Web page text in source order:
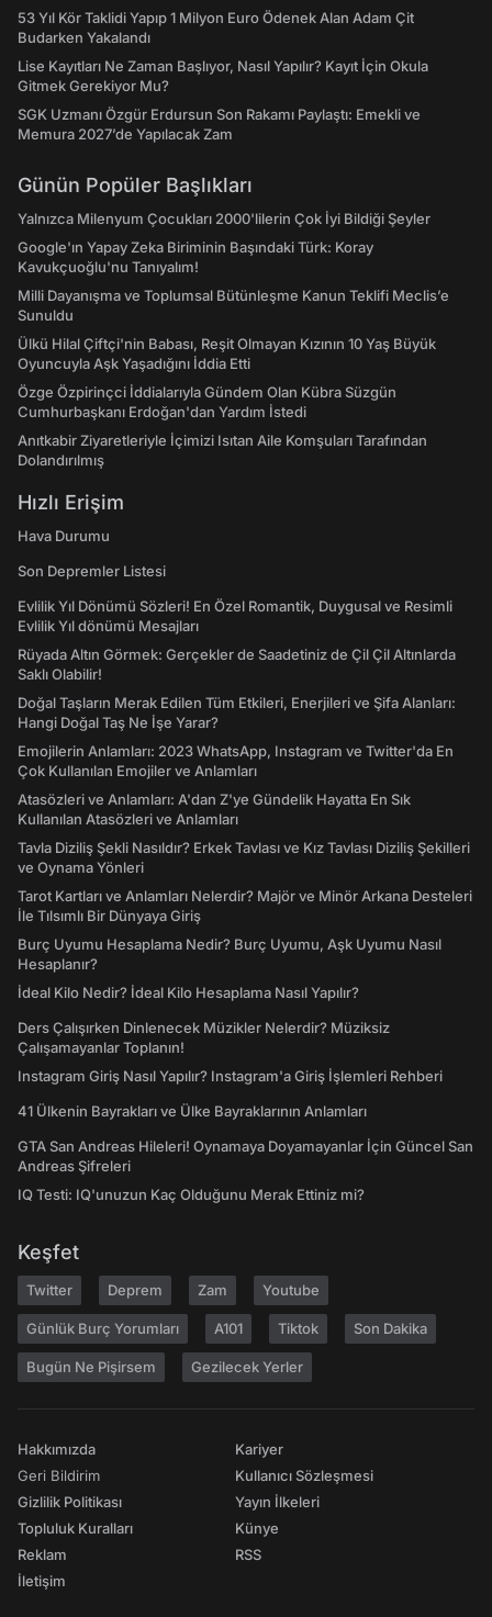
53 Yıl Kör Taklidi Yapıp 1 Milyon Euro Ödenek Alan Adam Çit
Budarken Yakalandı
Lise Kayıtları Ne Zaman Başlıyor, Nasıl Yapılır? Kayıt İçin Okula
Gitmek Gerekiyor Mu?
SGK Uzmanı Özgür Erdursun Son Rakamı Paylaştı: Emekli ve
Memura 2027’de Yapılacak Zam
Günün Popüler Başlıkları
Yalnızca Milenyum Çocukları 2000'lilerin Çok İyi Bildiği Şeyler
Google'ın Yapay Zeka Biriminin Başındaki Türk: Koray
Kavukçuoğlu'nu Tanıyalım!
Milli Dayanışma ve Toplumsal Bütünleşme Kanun Teklifi Meclis’e
Sunuldu
Ülkü Hilal Çiftçi'nin Babası, Reşit Olmayan Kızının 10 Yaş Büyük
Oyuncuyla Aşk Yaşadığını İddia Etti
Özge Özpirinçci İddialarıyla Gündem Olan Kübra Süzgün
Cumhurbaşkanı Erdoğan'dan Yardım İstedi
Anıtkabir Ziyaretleriyle İçimizi Isıtan Aile Komşuları Tarafından
Dolandırılmış
Hızlı Erişim
Hava Durumu
Son Depremler Listesi
Evlilik Yıl Dönümü Sözleri! En Özel Romantik, Duygusal ve Resimli
Evlilik Yıl dönümü Mesajları
Rüyada Altın Görmek: Gerçekler de Saadetiniz de Çil Çil Altınlarda
Saklı Olabilir!
Doğal Taşların Merak Edilen Tüm Etkileri, Enerjileri ve Şifa Alanları:
Hangi Doğal Taş Ne İşe Yarar?
Emojilerin Anlamları: 2023 WhatsApp, Instagram ve Twitter'da En
Çok Kullanılan Emojiler ve Anlamları
Atasözleri ve Anlamları: A'dan Z'ye Gündelik Hayatta En Sık
Kullanılan Atasözleri ve Anlamları
Tavla Diziliş Şekli Nasıldır? Erkek Tavlası ve Kız Tavlası Diziliş Şekilleri
ve Oynama Yönleri
Tarot Kartları ve Anlamları Nelerdir? Majör ve Minör Arkana Desteleri
İle Tılsımlı Bir Dünyaya Giriş
Burç Uyumu Hesaplama Nedir? Burç Uyumu, Aşk Uyumu Nasıl
Hesaplanır?
İdeal Kilo Nedir? İdeal Kilo Hesaplama Nasıl Yapılır?
Ders Çalışırken Dinlenecek Müzikler Nelerdir? Müziksiz
Çalışamayanlar Toplanın!
Instagram Giriş Nasıl Yapılır? Instagram'a Giriş İşlemleri Rehberi
41 Ülkenin Bayrakları ve Ülke Bayraklarının Anlamları
GTA San Andreas Hileleri! Oynamaya Doyamayanlar İçin Güncel San
Andreas Şifreleri
IQ Testi: IQ'unuzun Kaç Olduğunu Merak Ettiniz mi?
Keşfet
Twitter Deprem Zam Youtube
Günlük Burç Yorumları A101 Tiktok Son Dakika
Bugün Ne Pişirsem Gezilecek Yerler
Hakkımızda
Geri Bildirim
Gizlilik Politikası
Topluluk Kuralları
Reklam
İletişim
Kariyer
Kullanıcı Sözleşmesi
Yayın İlkeleri
Künye
RSS